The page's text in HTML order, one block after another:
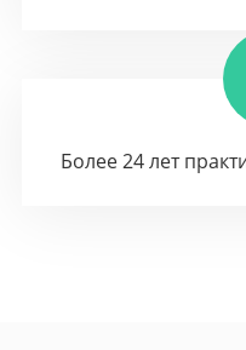
Более 24 лет